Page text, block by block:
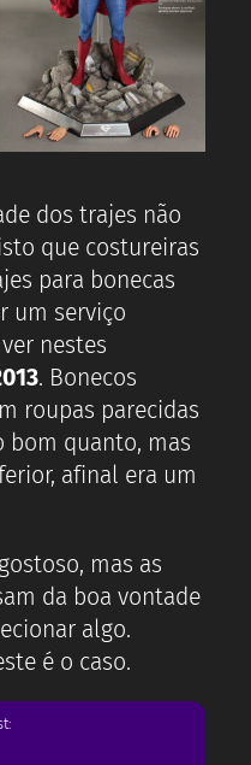
dos trajes não
que costureiras
para bonecas
um serviço
nestes
. Bonecos
roupas parecidas
bom quanto, mas
afinal era um
mas as
da boa vontade
algo.
é o caso.